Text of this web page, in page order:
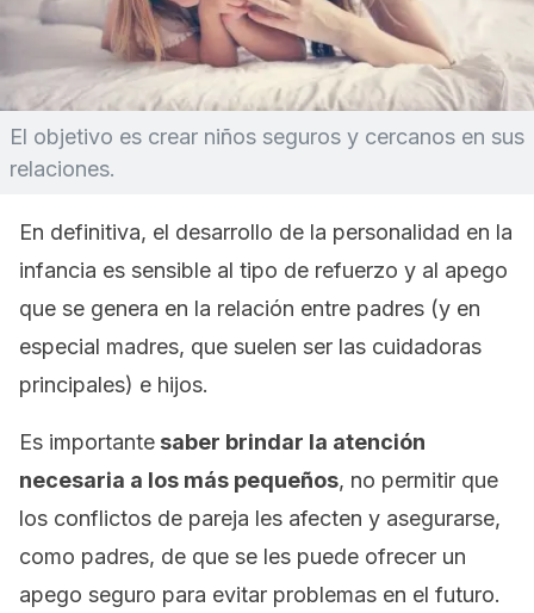
El objetivo es crear niños seguros y cercanos en sus
relaciones.
En definitiva, el desarrollo de la personalidad en la
infancia es sensible al tipo de refuerzo y al apego
que se genera en la relación entre padres (y en
especial madres, que suelen ser las cuidadoras
principales) e hijos.
Es importante saber brindar la atención
necesaria a los más pequeños, no permitir que
los conflictos de pareja les afecten y asegurarse,
como padres, de que se les puede ofrecer un
apego seguro para evitar problemas en el futuro.